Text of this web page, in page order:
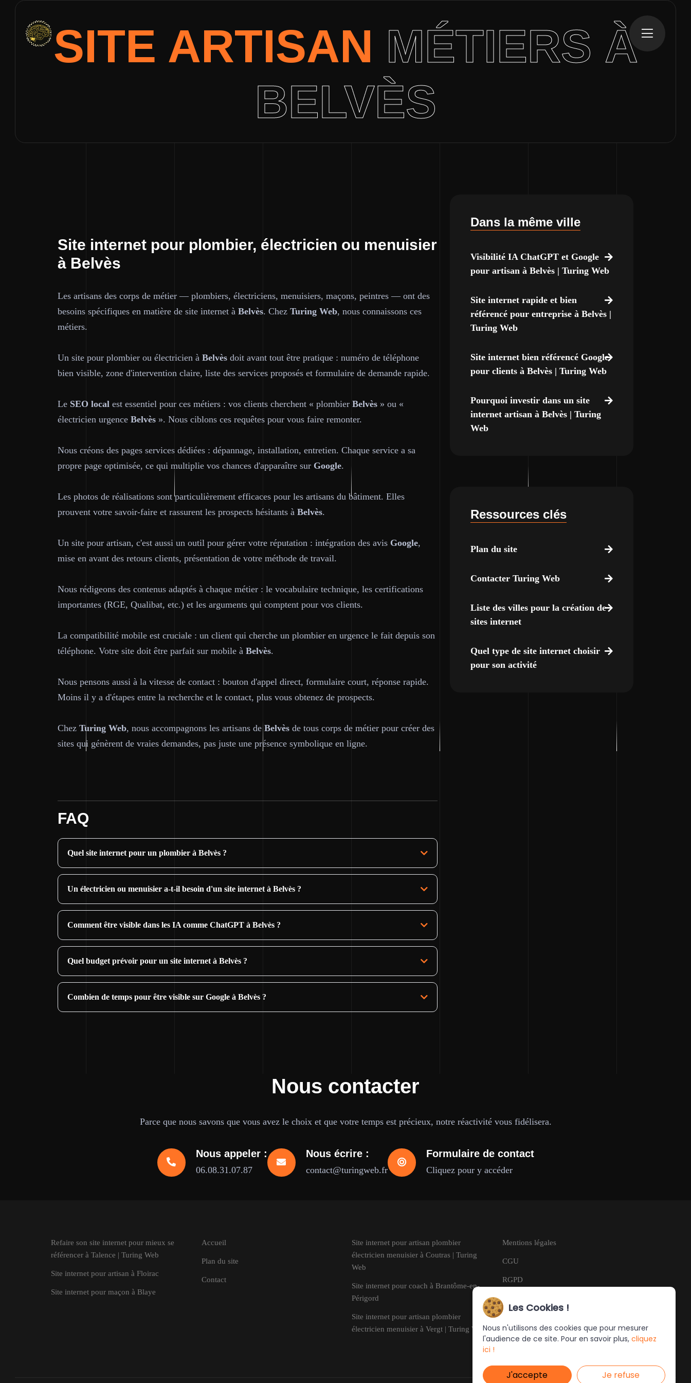
SITE ARTISAN MÉTIERS À
BELVÈS
Site internet pour plombier, électricien ou menuisier
à Belvès
Les artisans des corps de métier — plombiers, électriciens, menuisiers, maçons, peintres — ont des
besoins spécifiques en matière de site internet à Belvès. Chez Turing Web, nous connaissons ces
métiers.
Un site pour plombier ou électricien à Belvès doit avant tout être pratique : numéro de téléphone
bien visible, zone d'intervention claire, liste des services proposés et formulaire de demande rapide.
Le SEO local est essentiel pour ces métiers : vos clients cherchent « plombier Belvès » ou «
électricien urgence Belvès ». Nous ciblons ces requêtes pour vous faire remonter.
Nous créons des pages services dédiées : dépannage, installation, entretien. Chaque service a sa
propre page optimisée, ce qui multiplie vos chances d'apparaître sur Google.
Les photos de réalisations sont particulièrement efficaces pour les artisans du bâtiment. Elles
prouvent votre savoir-faire et rassurent les prospects hésitants à Belvès.
Un site pour artisan, c'est aussi un outil pour gérer votre réputation : intégration des avis Google,
mise en avant des retours clients, présentation de votre méthode de travail.
Nous rédigeons des contenus adaptés à chaque métier : le vocabulaire technique, les certifications
importantes (RGE, Qualibat, etc.) et les arguments qui comptent pour vos clients.
La compatibilité mobile est cruciale : un client qui cherche un plombier en urgence le fait depuis son
téléphone. Votre site doit être parfait sur mobile à Belvès.
Nous pensons aussi à la vitesse de contact : bouton d'appel direct, formulaire court, réponse rapide.
Moins il y a d'étapes entre la recherche et le contact, plus vous obtenez de prospects.
Chez Turing Web, nous accompagnons les artisans deBelvès de tous corps de métier pour créer des
sites qui génèrent de vraies demandes, pas juste une présence symbolique en ligne.
FAQ
Quel site internet pour un plombier à Belvès ?
Un électricien ou menuisier a-t-il besoin d'un site internet à Belvès ?
Comment être visible dans les IA comme ChatGPT à Belvès ?
Quel budget prévoir pour un site internet à Belvès ?
Combien de temps pour être visible sur Google à Belvès ?
Dans la même ville
Visibilité IA ChatGPT et Google
pour artisan à Belvès | Turing Web
Site internet rapide et bien
référencé pour entreprise à Belvès |
Turing Web
Site internet bien référencé Google
pour clients à Belvès | Turing Web
Pourquoi investir dans un site
internet artisan à Belvès | Turing
Web
Ressources clés
Plan du site
Contacter Turing Web
Liste des villes pour la création de
sites internet
Quel type de site internet choisir
pour son activité
Nous contacter
Parce que nous savons que vous avez le choix et que votre temps est précieux, notre réactivité vous fidélisera.
Nous appeler :
06.08.31.07.87
Nous écrire :
contact@turingweb.fr
Formulaire de contact
Cliquez pour y accéder
Refaire son site internet pour mieux se
référencer à Talence | Turing Web
Site internet pour artisan à Floirac
Site internet pour maçon à Blaye
Accueil
Plan du site
Contact
Site internet pour artisan plombier
électricien menuisier à Coutras | Turing
Web
Site internet pour coach à Brantôme-en-
Périgord
Site internet pour artisan plombier
électricien menuisier à Vergt | Turing Web
Mentions légales
CGU
RGPD
Les Cookies !
Nous n'utilisons des cookies que pour mesurer
l'audience de ce site. Pour en savoir plus, cliquez
ici !
J'accepte Je refuse